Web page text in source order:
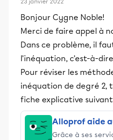
Bonjour Cygne Noble!
Merci de faire appel à
Dans ce problème, il
l'inéquation, c'est-à-
Pour réviser les
inéquation de degré 2,
fiche explicative
Alloprof aide
Grâce à ses